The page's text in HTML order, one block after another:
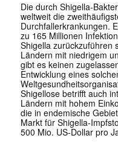
Die durch Shigella-
weltweit die
Durchfallerkrankungen.
zu 165 Millionen
Shigella zurückzuführen
Ländern mit niedrigem
gibt es keinen
Entwicklung eines
Shigellose betrifft auch
Ländern mit hohem
die in endemische
Markt für Shigella-
500 Mio. US-Dollar pro